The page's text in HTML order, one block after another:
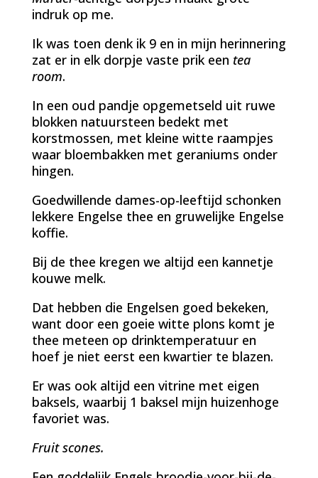
indruk op me.
Ik was toen denk ik 9 en in mijn herinnering
zat er in elk dorpje vaste prik een tea
room.
In een oud pandje opgemetseld uit ruwe
blokken natuursteen bedekt met
korstmossen, met kleine witte raampjes
waar bloembakken met geraniums onder
hingen.
Goedwillende dames-op-leeftijd schonken
lekkere Engelse thee en gruwelijke Engelse
koffie.
Bij de thee kregen we altijd een kannetje
kouwe melk.
Dat hebben die Engelsen goed bekeken,
want door een goeie witte plons komt je
thee meteen op drinktemperatuur en
hoef je niet eerst een kwartier te blazen.
Er was ook altijd een vitrine met eigen
baksels, waarbij 1 baksel mijn huizenhoge
favoriet was.
Fruit scones.